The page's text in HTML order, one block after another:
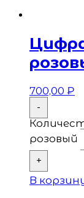
700,00 ₽
-
розовый
+
В